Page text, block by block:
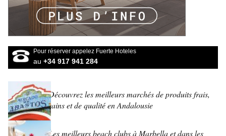
Pour réserver appelez Fuerte Hoteles
au +34 917 941 284
Découvrez les meilleurs marchés de produits frais,
sains et de qualité en Andalousie
Les meilleurs beach clubs à Marbella et dans les